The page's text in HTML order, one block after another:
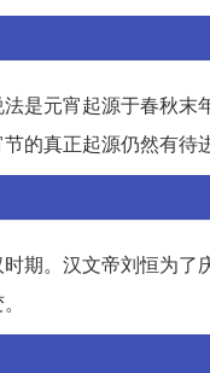
是元宵起源于春秋末
的真正起源仍然有待
期。汉文帝刘恒为了